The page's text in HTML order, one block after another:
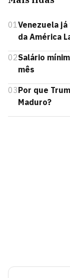
01Venezuela
da América
02Salário
mês
03Por que
Maduro?